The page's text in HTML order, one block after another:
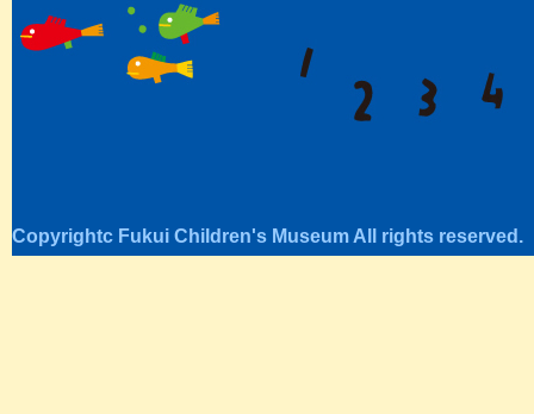
Copyrightc Fukui Children's Museum All rights reserved.